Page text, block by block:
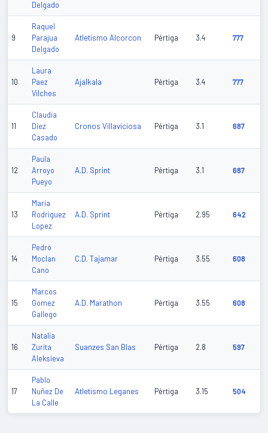
Delgado
9
Raquel
Parajua
Delgado
Atletismo Alcorcon Pértiga 3.4 777
10
Laura
Paez
Vilches
Ajalkala Pértiga 3.4 777
11
Claudia
Diez
Casado
Cronos Villaviciosa Pértiga 3.1 687
12
Paula
Arroyo
Pueyo
A.D. Sprint Pértiga 3.1 687
13
Maria
Rodriguez
Lopez
A.D. Sprint Pértiga 2.95 642
14
Pedro
Moclan
Cano
C.D. Tajamar Pértiga 3.55 608
15
Marcos
Gomez
Gallego
A.D. Marathon Pértiga 3.55 608
16
Natalia
Zurita
Aleksieva
Suanzes San Blas Pértiga 2.8 597
17
Pablo
Nuñez De
La Calle
Atletismo Leganes Pértiga 3.15 504